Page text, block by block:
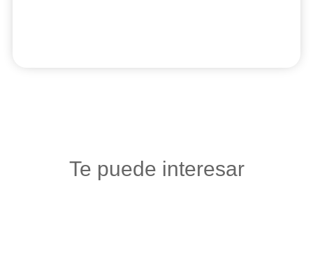
Te puede interesar